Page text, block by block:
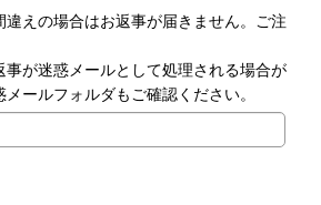
違えの場合はお返事が届きません。ご注
事が迷惑メールとして処理される場合が
ールフォルダもご確認ください。